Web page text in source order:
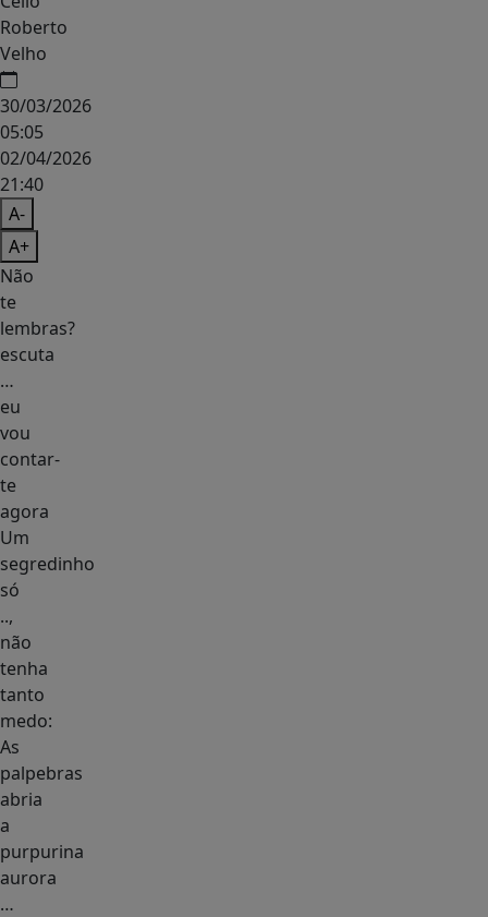
Roberto
Velho
30/03/2026
05:05
02/04/2026
21:40
A-
A+
Não
te
lembras?
escuta
…
eu
vou
contar-
te
agora
Um
segredinho
só
..,
não
tenha
tanto
medo:
As
palpebras
abria
a
purpurina
aurora
…